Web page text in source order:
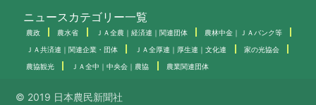
ニュースカテゴリー一覧
農政 農水省 ＪＡ全農｜経済連｜関連団体 農林中金｜ＪＡバンク等
ＪＡ共済連｜関連企業・団体 ＪＡ全厚連｜厚生連｜文化連 家の光協会
農協観光 ＪＡ全中｜中央会｜農協 農業関連団体
© 2019 日本農民新聞社